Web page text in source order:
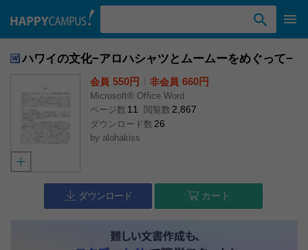
ハワイの文化−アロハシャツとムームーをめぐって−
会員 550円 非会員 660円
Microsoft® Office Word
ページ数 11 閲覧数 2,867
ダウンロード数 26
by alohakiss
ダウンロード カート